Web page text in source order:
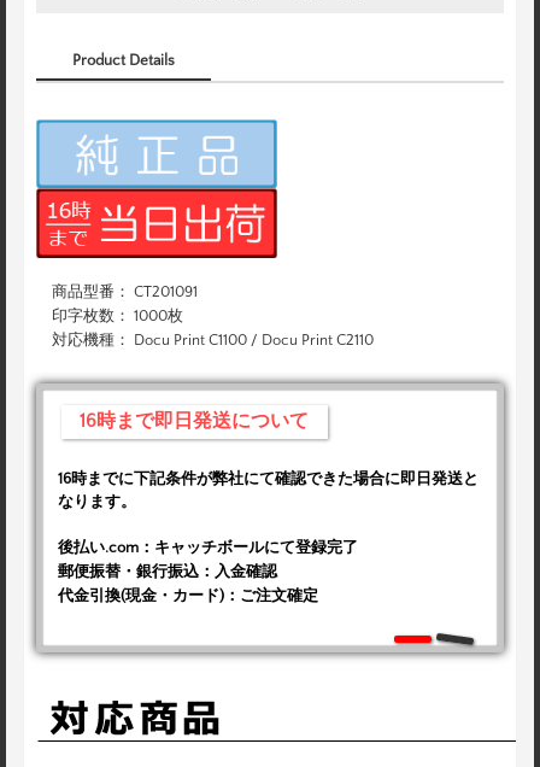
Product Details
商品型番： CT201091
印字枚数： 1000枚
対応機種： Docu Print C1100 / Docu Print C2110
16時まで即日発送について
16時までに下記条件が弊社にて確認できた場合に即日発送と
なります。
後払い.com：キャッチボールにて登録完了
郵便振替・銀行振込：入金確認
代金引換(現金・カード)：ご注文確定